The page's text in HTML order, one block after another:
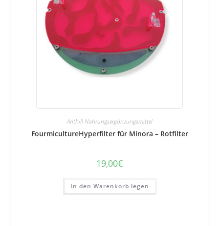
Anthill Nahrungsergänzungsmittel
FourmicultureHyperfilter für Minora – Rotfilter
19,00€
In den Warenkorb legen